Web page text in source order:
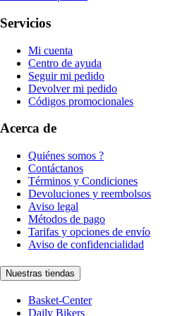
Servicios
Mi cuenta
Centro de ayuda
Seguir mi pedido
Devolver mi pedido
Códigos promocionales
Acerca de
Quiénes somos ?
Contáctanos
Términos y Condiciones
Devoluciones y reembolsos
Aviso legal
Métodos de pago
Tarifas y opciones de envío
Aviso de confidencialidad
Nuestras tiendas
Basket-Center
Daily Bikers